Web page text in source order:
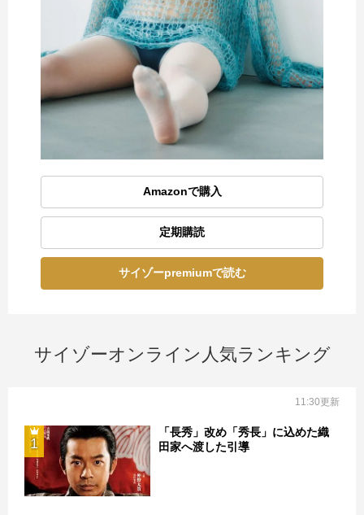
Amazonで購入
定期購読
サイゾーpremiumで読む
サイゾーオンライン人気ランキング
11:30更新
1
「長秀」改め「秀長」に込めた織
田家へ渡した引導